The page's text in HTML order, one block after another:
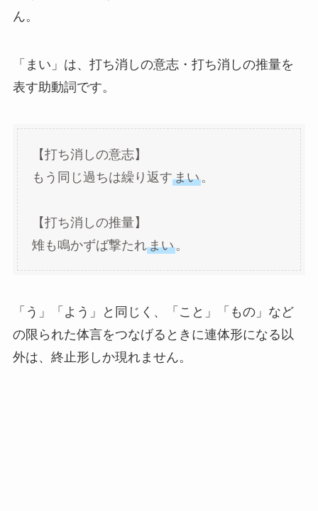
ん。
「まい」は、打ち消しの意志・打ち消しの推量を
表す助動詞です。
【打ち消しの意志】
もう同じ過ちは繰り返すまい。
【打ち消しの推量】
雉も鳴かずば撃たれまい。
「う」「よう」と同じく、「こと」「もの」など
の限られた体言をつなげるときに連体形になる以
外は、終止形しか現れません。